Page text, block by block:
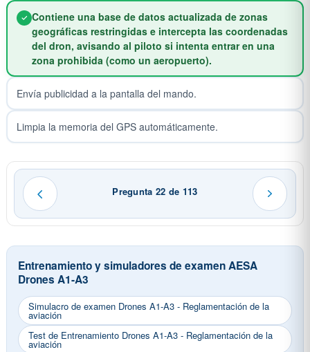
Contiene una base de datos actualizada de zonas
geográficas restringidas e intercepta las coordenadas
del dron, avisando al piloto si intenta entrar en una
zona prohibida (como un aeropuerto).
Envía publicidad a la pantalla del mando.
Limpia la memoria del GPS automáticamente.
Pregunta 22 de 113
Entrenamiento y simuladores de examen AESA
Drones A1-A3
Simulacro de examen Drones A1-A3 - Reglamentación de la
aviación
Test de Entrenamiento Drones A1-A3 - Reglamentación de la
aviación